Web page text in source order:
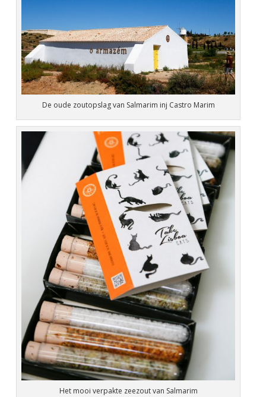
De oude zoutopslag van Salmarim inj Castro Marim
Het mooi verpakte zeezout van Salmarim